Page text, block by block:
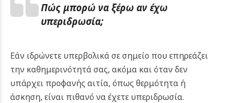
Πώς μπορώ να ξέρω αν έχω
υπεριδρωσία;
Εάν ιδρώνετε υπερβολικά σε σημείο που επηρεάζει
την καθημερινότητά σας, ακόμα και όταν δεν
υπάρχει προφανής αιτία, όπως θερμότητα ή
άσκηση, είναι πιθανό να έχετε υπεριδρωσία.